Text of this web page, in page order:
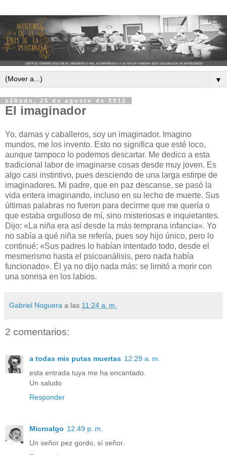
▼
sábado, 25 de agosto de 2012
El imaginador
Yo, damas y caballeros, soy un imaginador. Imagino
mundos, me los invento. Esto no significa que esté loco,
aunque tampoco lo podemos descartar. Me dedico a esta
tradicional labor de imaginarse cosas desde muy joven. Es
algo casi instintivo, pues desciendo de una larga estirpe de
imaginadores. Mi padre, que en paz descanse, se pasó la
vida entera imaginando, incluso en su lecho de muerte. Sus
últimas palabras no fueron para decirme que me quería o
que estaba orgulloso de mí, sino misteriosas e inquietantes.
Dijo: «La niña era así desde la más temprana infancia». Yo
no sabía a qué niña se refería, pues soy hijo único, pero lo
continué: «Sus padres lo habían intentado todo, desde el
mesmerismo hasta el psicoanálisis, pero nada había
funcionado». Él ya no dijo nada más: se limitó a morir con
una sonrisa en los labios.
Gabriel Noguera a las 11:24 a. m.
2 comentarios:
a todas mis putas muertas 12:29 a. m.
esta entrada tuya me ha encantado.
Un saludo
Responder
Microalgo 12:49 p. m.
Un señor pez gordo, sí señor.